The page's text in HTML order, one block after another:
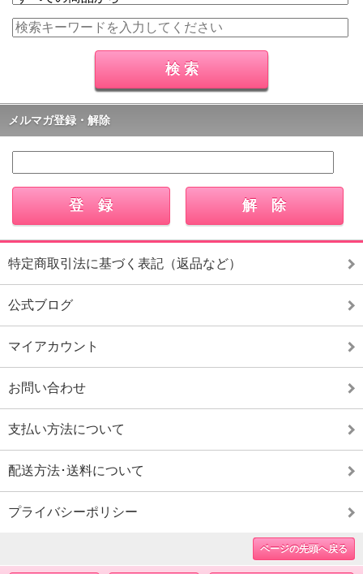
メルマガ登録・解除
特定商取引法に基づく表記（返品など）
公式ブログ
マイアカウント
お問い合わせ
支払い方法について
配送方法･送料について
プライバシーポリシー
ページの先頭へ戻る